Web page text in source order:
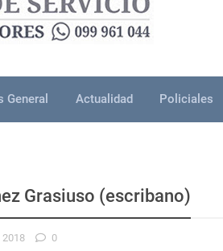
General Actualidad Policiales
Grasiuso (escribano)
2018 0